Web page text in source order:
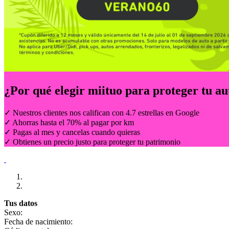
¿Por qué elegir miituo para proteger tu
✓ Nuestros clientes nos califican con 4.7 estrellas en Google
✓ Ahorras hasta el 70% al pagar por km
✓ Pagas al mes y cancelas cuando quieras
✓ Obtienes un precio justo para proteger tu patrimonio
Tus datos
Sexo:
Fecha de nacimiento: